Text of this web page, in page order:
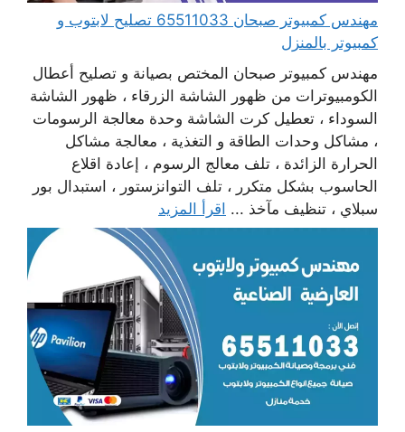
مهندس كمبيوتر صبحان 65511033 تصليح لابتوب و
كمبيوتر بالمنزل
مهندس كمبيوتر صبحان المختص بصيانة و تصليح أعطال
الكومبيوترات من ظهور الشاشة الزرقاء ، ظهور الشاشة
السوداء ، تعطيل كرت الشاشة وحدة معالجة الرسومات
، مشاكل وحدات الطاقة و التغذية ، معالجة مشاكل
الحرارة الزائدة ، تلف معالج الرسوم ، إعادة اقلاع
الحاسوب بشكل متكرر ، تلف التوانزستور ، استبدال بور
سبلاي ، تنظيف مآخذ ... اقرأ المزيد